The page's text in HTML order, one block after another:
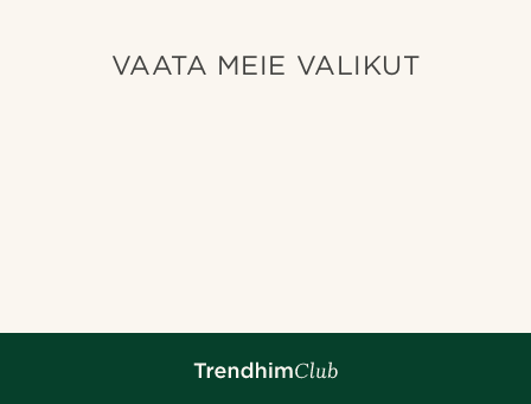
VAATA MEIE VALIKUT